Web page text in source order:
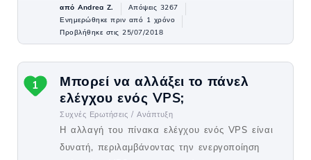
από Andrea Z.
Απόψεις 3267
Ενημερώθηκε πριν από 1 χρόνο
Προβλήθηκε στις 25/07/2018
Μπορεί να αλλάξει το πάνελ
ελέγχου ενός VPS;
Συχνές Ερωτήσεις / Ανάπτυξη
Η αλλαγή του πίνακα ελέγχου ενός VPS είναι
δυνατή, περιλαμβάνοντας την ενεργοποίηση
1